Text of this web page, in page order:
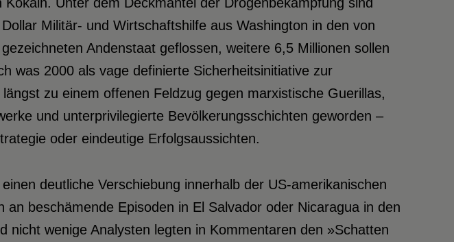
Militär- und Wirtschaftshilfe aus Washington in den von
Andenstaat geflossen, weitere 6,5 Millionen sollen
was 2000 als vage definierte Sicherheitsinitiative zur
zu einem offenen Feldzug gegen marxistische Guerillas,
und unterprivilegierte Bevölkerungsschichten geworden –
oder eindeutige Erfolgsaussichten.
deutliche Verschiebung innerhalb der US-amerikanischen
an beschämende Episoden in El Salvador oder Nicaragua in den
nicht wenige Analysten legten in Kommentaren den »Schatten